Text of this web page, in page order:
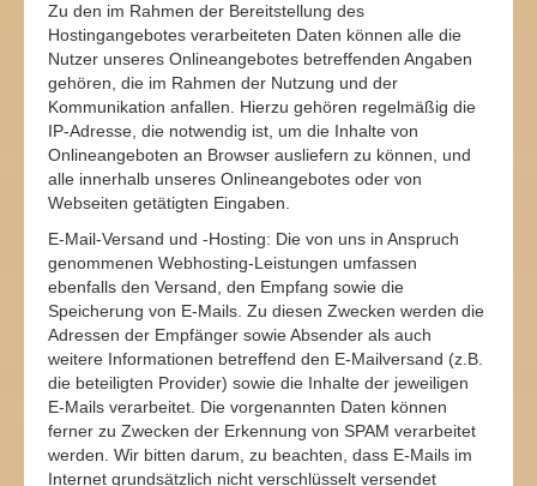
Zu den im Rahmen der Bereitstellung des
Hostingangebotes verarbeiteten Daten können alle die
Nutzer unseres Onlineangebotes betreffenden Angaben
gehören, die im Rahmen der Nutzung und der
Kommunikation anfallen. Hierzu gehören regelmäßig die
IP-Adresse, die notwendig ist, um die Inhalte von
Onlineangeboten an Browser ausliefern zu können, und
alle innerhalb unseres Onlineangebotes oder von
Webseiten getätigten Eingaben.
E-Mail-Versand und -Hosting: Die von uns in Anspruch
genommenen Webhosting-Leistungen umfassen
ebenfalls den Versand, den Empfang sowie die
Speicherung von E-Mails. Zu diesen Zwecken werden die
Adressen der Empfänger sowie Absender als auch
weitere Informationen betreffend den E-Mailversand (z.B.
die beteiligten Provider) sowie die Inhalte der jeweiligen
E-Mails verarbeitet. Die vorgenannten Daten können
ferner zu Zwecken der Erkennung von SPAM verarbeitet
werden. Wir bitten darum, zu beachten, dass E-Mails im
Internet grundsätzlich nicht verschlüsselt versendet